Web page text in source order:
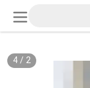
2
/
4